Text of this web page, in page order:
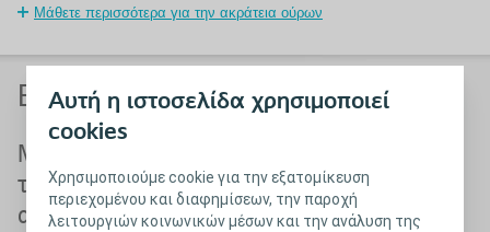
Αυτή η ιστοσελίδα χρησιμοποιεί
cookies
Χρησιμοποιούμε cookie για την εξατομίκευση
περιεχομένου και διαφημίσεων, την παροχή
λειτουργιών κοινωνικών μέσων και την ανάλυση της
Μάθετε περισσότερα για την ακράτεια ούρων
Επιλογές θεραπείας
Μη επεμβατικοί
τρόποι
αντιμετώπισης της
χειρουργικές
θεραπείες για την